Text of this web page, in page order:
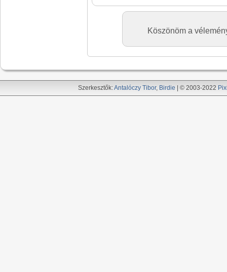
Köszönöm a
Szerkesztők:Antalóczy Tibor, Birdie | © 2003-2022